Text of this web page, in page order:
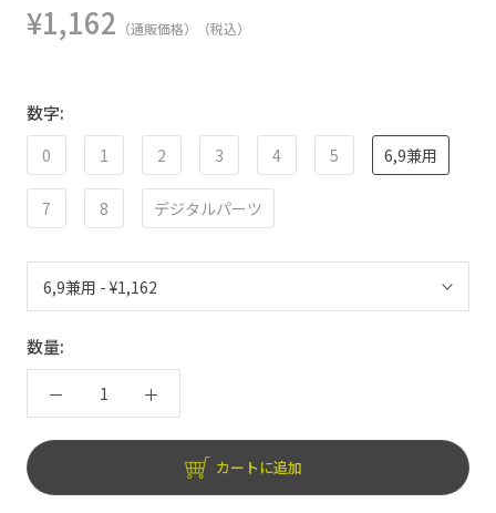
¥1,162 （通販価格）（税込）
数字:
0 1 2 3 4 5 6,9兼用
7 8 デジタルパーツ
数量:
カートに追加